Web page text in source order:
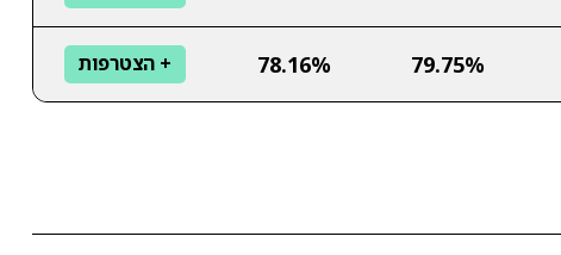
79.75%
78.16% + הצטרפות